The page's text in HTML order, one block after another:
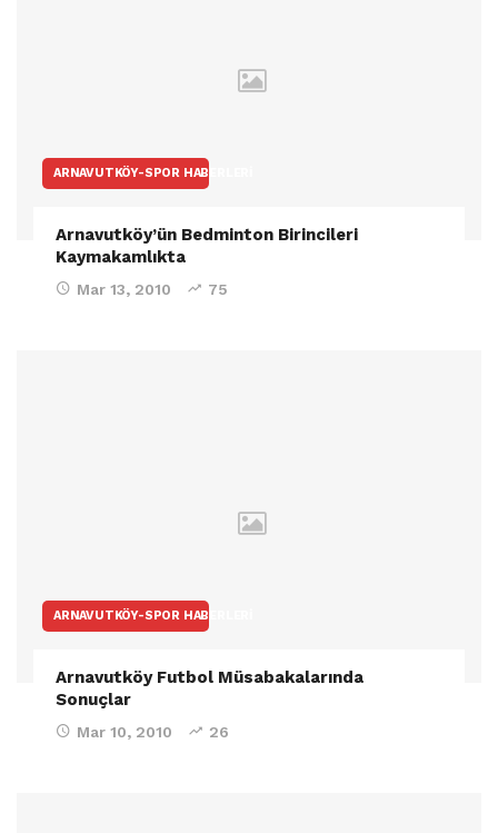
ARNAVUTKÖY-SPOR HABERLERI
Arnavutköy’ün Bedminton Birincileri
Kaymakamlıkta
Mar 13, 2010 75
ARNAVUTKÖY-SPOR HABERLERI
Arnavutköy Futbol Müsabakalarında
Sonuçlar
Mar 10, 2010 26